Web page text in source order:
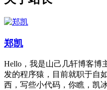
郑凯
Hello，我是山己几轩博客
发的程序猿，目前就职于自
西，写些小代码，你瞧，凯